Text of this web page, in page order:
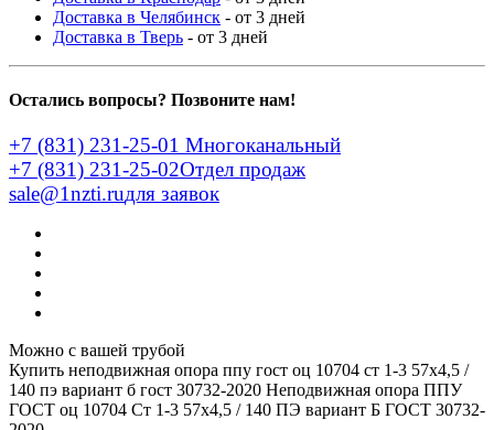
Доставка в Челябинск - от 3 дней
Доставка в Тверь - от 3 дней
Остались вопросы? Позвоните нам!
+7 (831) 231-25-01 Многоканальный
+7 (831) 231-25-02Отдел продаж
sale@1nzti.ruдля заявок
Можно с вашей трубой
Купить неподвижная опора ппу гост оц 10704 ст 1-3 57x4,5 /
140 пэ вариант б гост 30732-2020 Неподвижная опора ППУ
ГОСТ оц 10704 Ст 1-3 57x4,5 / 140 ПЭ вариант Б ГОСТ 30732-